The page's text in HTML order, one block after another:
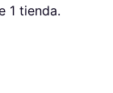
1 tienda.